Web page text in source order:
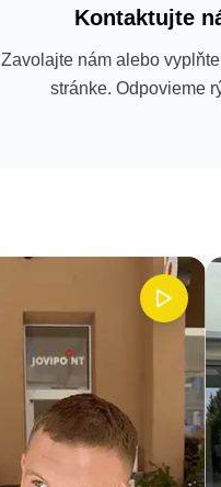
Kontaktujte
Zavolajte nám alebo
stránke. Odpovieme